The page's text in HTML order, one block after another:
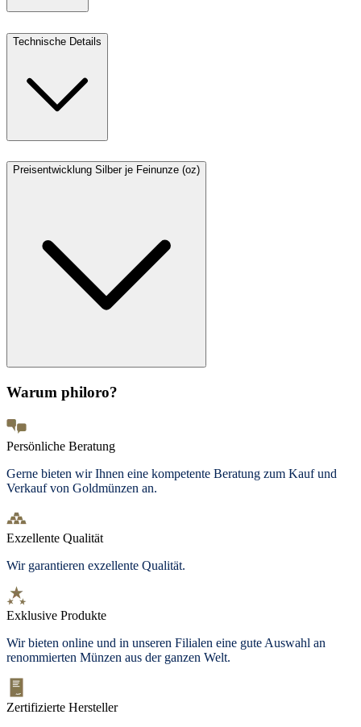
Technische Details
Preisentwicklung Silber je Feinunze (oz)
Warum philoro?
Persönliche Beratung
Gerne bieten wir Ihnen eine kompetente Beratung zum Kauf und
Verkauf von Goldmünzen an.
Exzellente Qualität
Wir garantieren exzellente Qualität.
Exklusive Produkte
Wir bieten online und in unseren Filialen eine gute Auswahl an
renommierten Münzen aus der ganzen Welt.
Zertifizierte Hersteller